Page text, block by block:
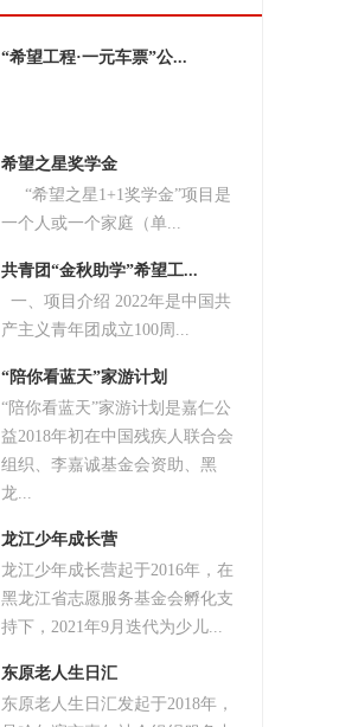
“希望工程·一元车票”公...
希望之星奖学金
“希望之星1+1奖学金”项目是
一个人或一个家庭（单...
共青团“金秋助学”希望工...
一、项目介绍 2022年是中国共
产主义青年团成立100周...
“陪你看蓝天”家游计划
“陪你看蓝天”家游计划是嘉仁公
益2018年初在中国残疾人联合会
组织、李嘉诚基金会资助、黑
龙...
龙江少年成长营
龙江少年成长营起于2016年，在
黑龙江省志愿服务基金会孵化支
持下，2021年9月迭代为少儿...
东原老人生日汇
东原老人生日汇发起于2018年，